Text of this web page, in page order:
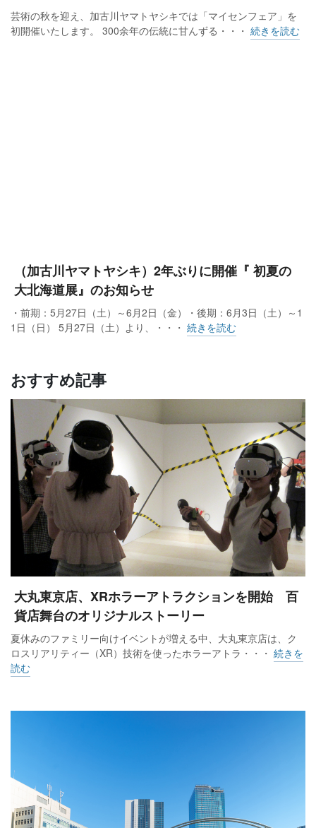
芸術の秋を迎え、加古川ヤマトヤシキでは「マイセンフェア」を
初開催いたします。 300余年の伝統に甘んずる・・・ 続きを読む
（加古川ヤマトヤシキ）2年ぶりに開催『 初夏の
大北海道展』のお知らせ
・前期：5月27日（土）～6月2日（金）・後期：6月3日（土）～1
1日（日） 5月27日（土）より、・・・ 続きを読む
おすすめ記事
大丸東京店、XRホラーアトラクションを開始 百
貨店舞台のオリジナルストーリー
夏休みのファミリー向けイベントが増える中、大丸東京店は、ク
ロスリアリティー（XR）技術を使ったホラーアトラ・・・ 続きを
読む